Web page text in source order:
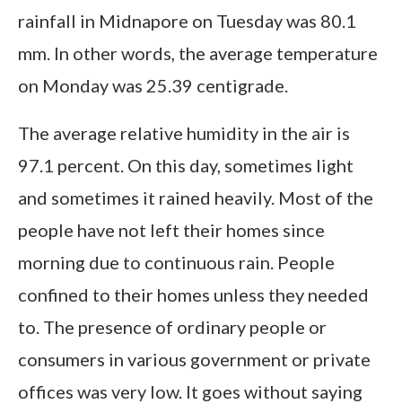
rainfall in Midnapore on Tuesday was 80.1
mm. In other words, the average temperature
on Monday was 25.39 centigrade.
The average relative humidity in the air is
97.1 percent. On this day, sometimes light
and sometimes it rained heavily. Most of the
people have not left their homes since
morning due to continuous rain. People
confined to their homes unless they needed
to. The presence of ordinary people or
consumers in various government or private
offices was very low. It goes without saying